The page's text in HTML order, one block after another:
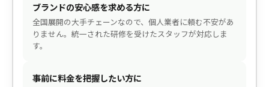
ブランドの安心感を求める方に
全国展開の大手チェーンなので、個人業者に頼む不安があ
りません。統一された研修を受けたスタッフが対応しま
す。
事前に料金を把握したい方に